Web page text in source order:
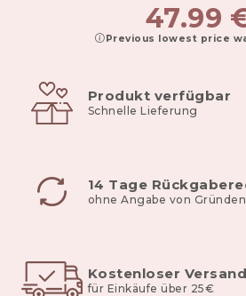
Fantasy
47.99
Previous lowest price
Produkt verfügbar
Schnelle Lieferung
14 Tage
ohne Angabe von Gründen
Kostenloser Versand
für Einkäufe über 25€